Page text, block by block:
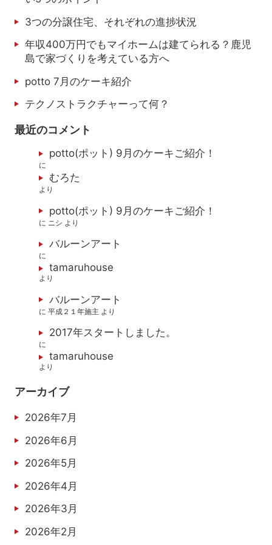
3つの分譲住宅、それぞれの進捗状況
年収400万円でもマイホームは建てられる？鹿児
島で家づくりを考えている方へ
potto 7月のケーキ紹介
テクノストラクチャーって何？
最近のコメント
potto(ポット) 9月のケーキご紹介！
に
むろた
より
potto(ポット) 9月のケーキご紹介！
に ニシ より
バルーンアート
に
tamaruhouse
より
バルーンアート
に平成２１年施主 より
2017年スタートしました。
に
tamaruhouse
より
アーカイブ
2026年7月
2026年6月
2026年5月
2026年4月
2026年3月
2026年2月